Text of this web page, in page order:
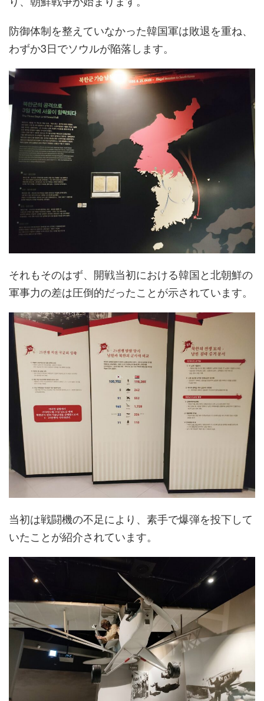
防御体制を整えていなかった韓国軍は敗退を重ね、
わずか3日でソウルが陥落します。
それもそのはず、開戦当初における韓国と北朝鮮の
軍事力の差は圧倒的だったことが示されています。
当初は戦闘機の不足により、素手で爆弾を投下して
いたことが紹介されています。